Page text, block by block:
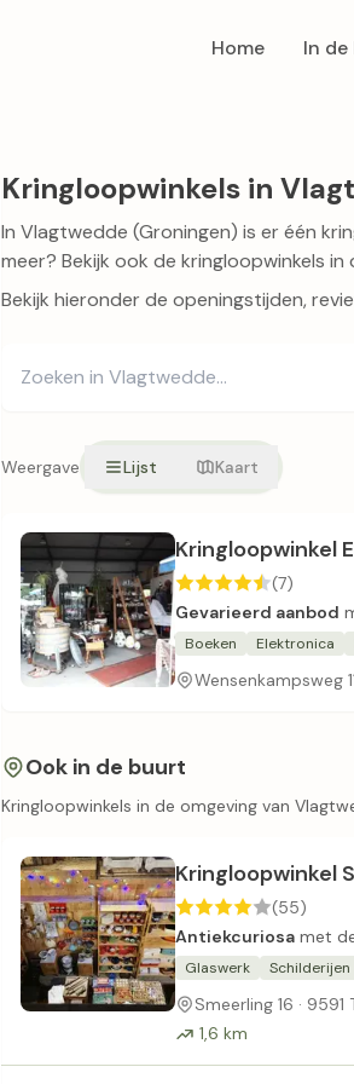
Home In
Kringloopwinkels in
In Vlagtwedde (Groningen) is er één
meer? Bekijk ook de kringloopwinkels in
Bekijk hieronder de openingstijden,
Weergave Lijst Kaart
Kringloopwinkel
(7)
Gevarieerd aanbod
Boeken Elektronica
Wensenkampsweg
Ook in de buurt
Kringloopwinkels in de omgeving van
Kringloopwinkel
(55)
Antiekcuriosa met
Glaswerk Schilderijen
Smeerling 16 · 9591
1,6 km